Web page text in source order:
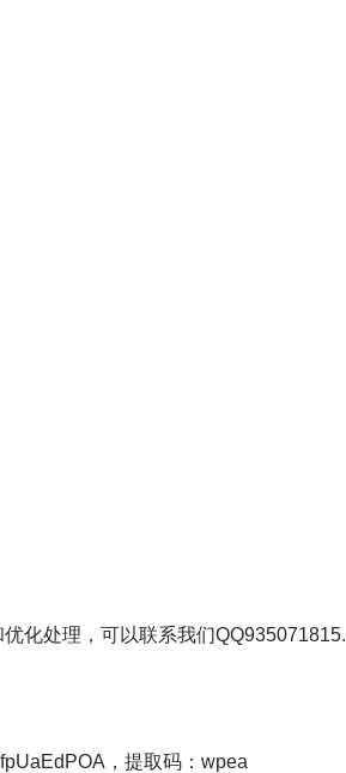
化处理，可以联系我们QQ935071815.
，提取码：wpea